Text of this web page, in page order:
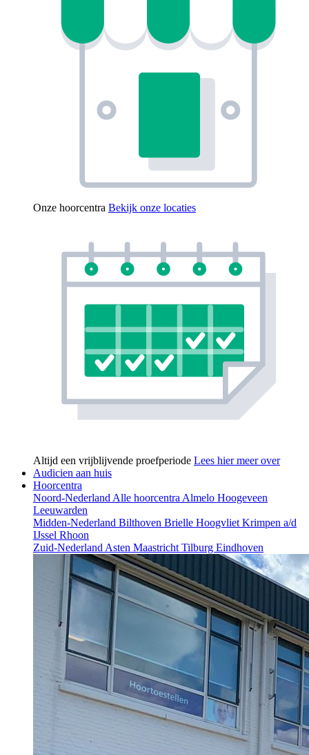
Onze hoorcentra Bekijk onze locaties
Altijd een vrijblijvende proefperiode Lees hier meer over
Audicien aan huis
Hoorcentra
Noord-Nederland Alle hoorcentra Almelo Hoogeveen
Leeuwarden
Midden-Nederland Bilthoven Brielle Hoogvliet Krimpen a/d
IJssel Rhoon
Zuid-Nederland Asten Maastricht Tilburg Eindhoven